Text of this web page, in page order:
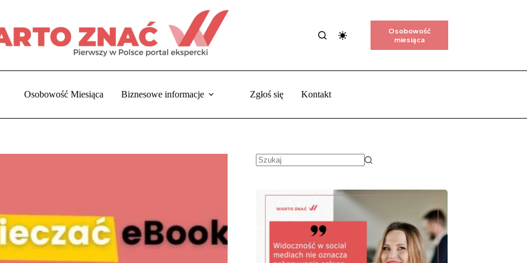
Osobowość
miesiąca
Osobowość Miesiąca Biznesowe informacje Zgłoś się Kontakt